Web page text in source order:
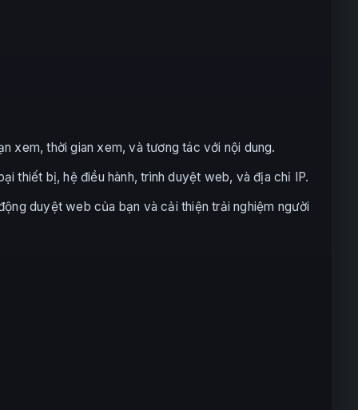
xem, thời gian xem, và tương tác với nội dung.
thiết bị, hệ điều hành, trình duyệt web, và địa chỉ IP.
duyệt web của bạn và cải thiện trải nghiệm người